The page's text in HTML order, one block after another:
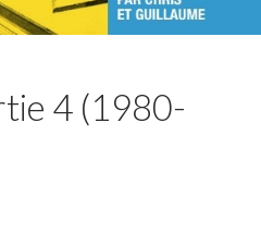
4 (1980-